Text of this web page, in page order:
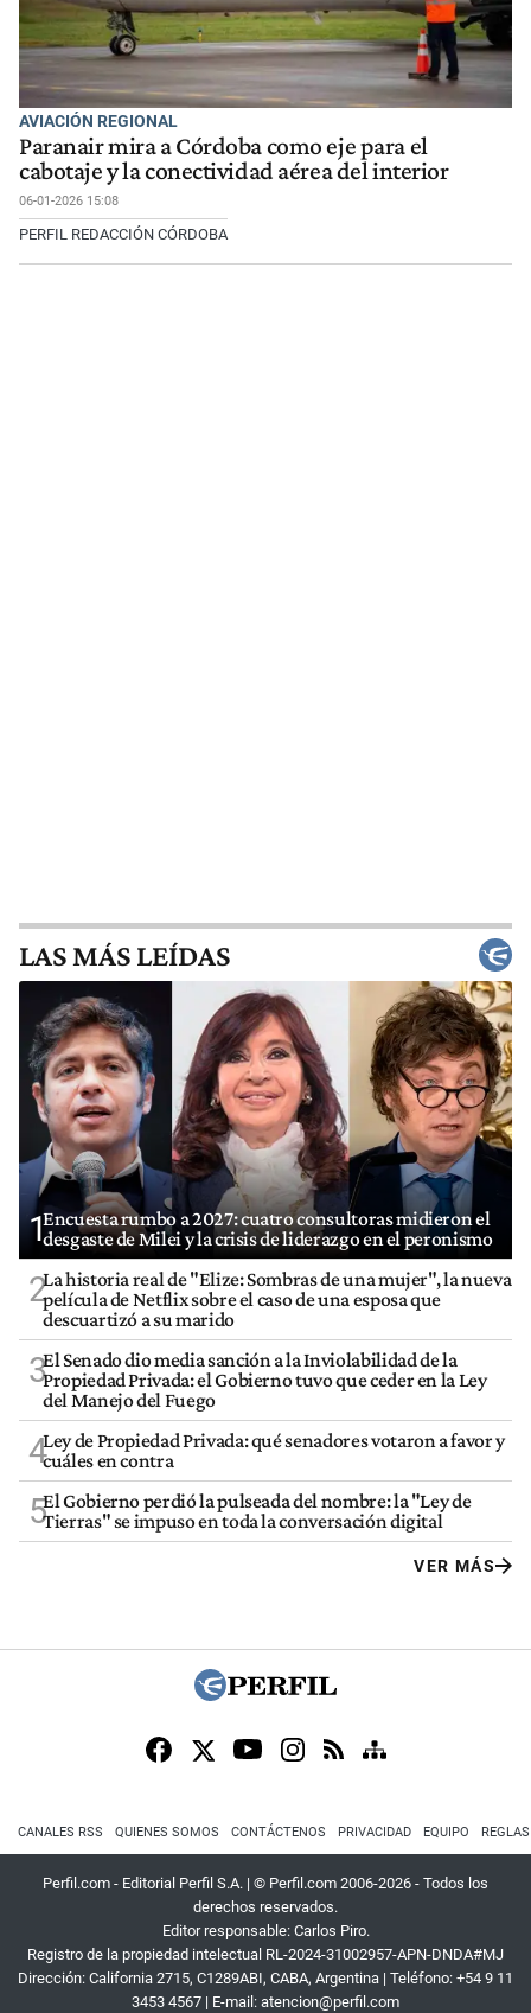
AVIACIÓN REGIONAL
Paranair mira a Córdoba como eje para el
cabotaje y la conectividad aérea del interior
06-01-2026 15:08
PERFIL REDACCIÓN CÓRDOBA
LAS MÁS LEÍDAS
1Encuesta rumbo a 2027: cuatro consultoras midieron el
desgaste de Milei y la crisis de liderazgo en el peronismo
2La historia real de "Elize: Sombras de una mujer", la nueva
película de Netflix sobre el caso de una esposa que
descuartizó a su marido
3El Senado dio media sanción a la Inviolabilidad de la
Propiedad Privada: el Gobierno tuvo que ceder en la Ley
del Manejo del Fuego
4Ley de Propiedad Privada: qué senadores votaron a favor y
cuáles en contra
5El Gobierno perdió la pulseada del nombre: la "Ley de
Tierras" se impuso en toda la conversación digital
VER MÁS
CANALES RSS QUIENES SOMOS CONTÁCTENOS PRIVACIDAD EQUIPO
Perfil.com - Editorial Perfil S.A. | © Perfil.com 2006-2026 - Todos los
derechos reservados.
Editor responsable: Carlos Piro.
Registro de la propiedad intelectual RL-2024-31002957-APN-DNDA#MJ
Dirección: California 2715, C1289ABI, CABA, Argentina | Teléfono: +54 9 11
3453 4567 | E-mail: atencion@perfil.com